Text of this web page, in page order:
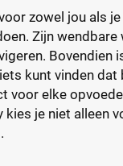
zowel jou als
Zijn wendbare
Bovendien
kunt vinden
voor elke
je niet alleen